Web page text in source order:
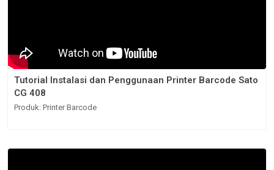
Tutorial Instalasi dan Penggunaan Printer Barcode Sato
CG 408
Produk: Printer Barcode